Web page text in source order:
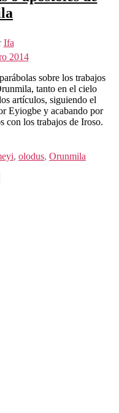
Ifa
2014
sobre los trabajos
tanto en el cielo
artículos, siguiendo el
Eyiogbe y acabando por
con los trabajos de Iroso.
, olodus, Orunmila